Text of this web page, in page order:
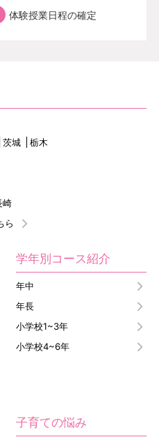
体験授業日程の確定
茨城
栃木
崎
ら
学年別コース紹介
年中
年長
小学校1~3年
小学校4~6年
子育ての悩み